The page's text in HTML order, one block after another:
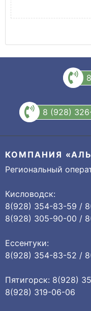
8 (928)
КОМПАНИЯ
Региональный
Кисловодск:
8(928) 354-83-59 /
8(928) 305-90-00 /
Ессентуки:
8(928) 354-83-52 /
Пятигорск: 8(928)
8(928) 319-06-06